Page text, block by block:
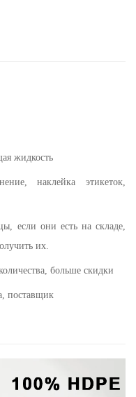
жидкость
наклейка этикеток,
если они есть на складе,
их.
больше скидки
поставщик